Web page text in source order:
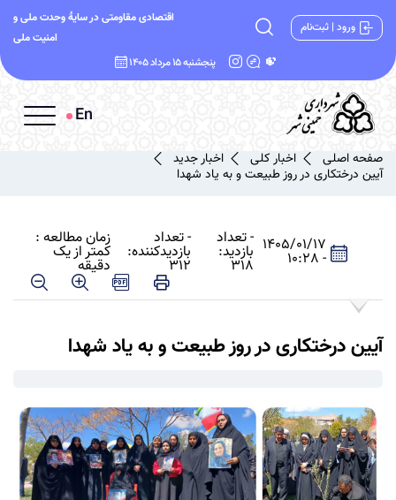
ورود | ثبت‌نام
اقتصادی مقاومتی در سایۀ وحدت ملی و
امنیت ملی
پنجشنبه 15 مرداد 1405
En
صفحه اصلی اخبار جدید
اخبار کلی
آیین درختکاری در روز طبیعت و به یاد شهدا
1405/01/17
- 10:28
- تعداد
بازدید:
318
- تعداد
بازدیدکننده:
312
زمان مطالعه :
کمتر از یک
دقیقه
آیین درختکاری در روز طبیعت و به یاد شهدا